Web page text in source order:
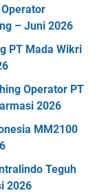
– Juni 2026
PT Mada Wikri
Operator PT
2026
MM2100
Teguh
2026